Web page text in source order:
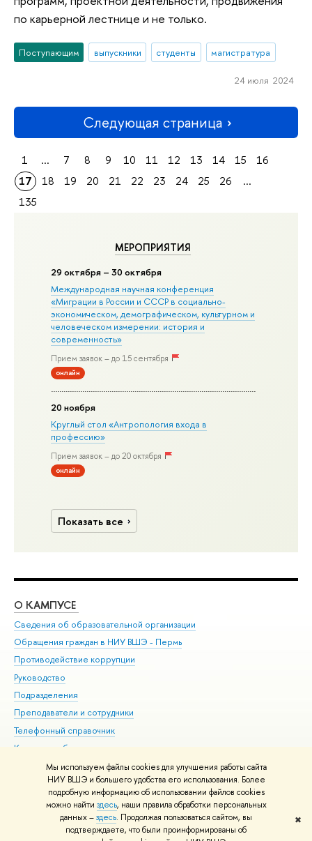
Мы используем файлы cookies для улучшения работы сайта
НИУ ВШЭ и большего удобства его использования. Более
подробную информацию об использовании файлов cookies
можно найти здесь, наши правила обработки персональных
данных –здесь. Продолжая пользоваться сайтом, вы
подтверждаете, что были проинформированы об
✖
МЕРОПРИЯТИЯ
29 октября – 30 октября
Международная научная конференция
«Миграции в Росcии и СССР в социально-
экономическом, демографическом, культурном и
человеческом измерении: история и
современность»
Прием заявок – до 15 сентября
онлайн
20 ноября
Круглый стол «Антропология входа в
профессию»
Прием заявок – до 20 октября
онлайн
Показать все
по карьерной лестнице и не только.
Поступающим выпускники студенты магистратура
24 июля 2024
Следующая страница
1 ... 7 8 9 10 11 12 13 14 15
16
17
18 19 20 21 22 23 24 25 26
...
135
О КАМПУСЕ
Сведения об образовательной организации
Обращения граждан в НИУ ВШЭ - Пермь
Противодействие коррупции
Руководство
Подразделения
Преподаватели и сотрудники
Телефонный справочник
Корпуса и общежития
ВШЭ для студентов с ограниченными возможностями
здоровья и инвалидностью
Единая платежная страница